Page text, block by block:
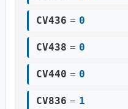
CV436 = 0
CV438 = 0
CV440 = 0
CV836 = 1